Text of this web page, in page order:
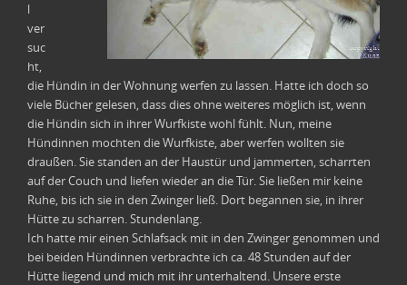
l
ver
suc
ht,
die Hündin in der Wohnung werfen zu lassen. Hatte ich doch so
viele Bücher gelesen, dass dies ohne weiteres möglich ist, wenn
die Hündin sich in ihrer Wurfkiste wohl fühlt. Nun, meine
Hündinnen mochten die Wurfkiste, aber werfen wollten sie
draußen. Sie standen an der Haustür und jammerten, scharrten
auf der Couch und liefen wieder an die Tür. Sie ließen mir keine
Ruhe, bis ich sie in den Zwinger ließ. Dort begannen sie, in ihrer
Hütte zu scharren. Stundenlang.
Ich hatte mir einen Schlafsack mit in den Zwinger genommen und
bei beiden Hündinnen verbrachte ich ca. 48 Stunden auf der
Hütte liegend und mich mit ihr unterhaltend. Unsere erste